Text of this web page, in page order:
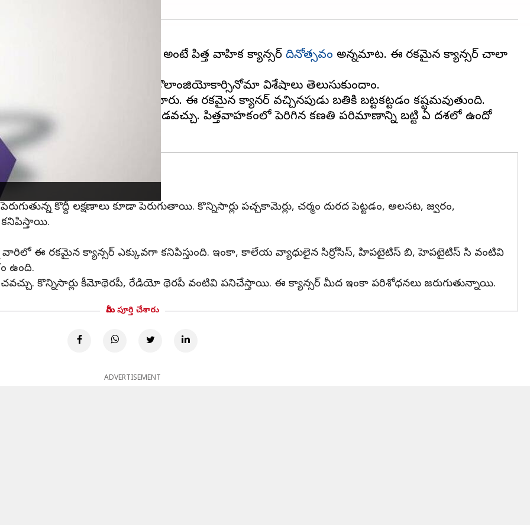
డే గా జరుపుకుంటారు. అంటే పిత్త వాహిక క్యాన్సర్ దినోత్సవం అన్నమాట. ఈ రకమైన క్యాన్సర్ చాలా
అవకాశం ఉంటుంది. ప్రస్తుతం కొలాంజియోకార్సినోమా విశేషాలు తెలుసుకుందాం.
నే పిత్త వాహిక క్యాన్సర్ అంటారు. ఈ రకమైన క్యానర్ వచ్చినపుడు బతికి బట్టకట్టడం కష్టమవుతుంది.
దీన్నుండి తొందరగా బయటపడవచ్చు. పిత్తవాహకంలో పెరిగిన కణతి పరిమాణాన్ని బట్టి ఏ దశలో ఉందో
కొద్దీ లక్షణాలు కూడా పెరుగుతాయి. కొన్నిసార్లు పచ్చకామెర్లు, చర్మం దురద పెట్టడం, అలసట, జ్వరం,
కనిపిస్తాయి.
ఈ రకమైన క్యాన్సర్ ఎక్కువగా కనిపిస్తుంది. ఇంకా, కాలేయ వ్యాధులైన సిర్రోసిస్, హిపటైటిస్ బి, హెపటైటిస్ సి వంటివి
ఉంది.
కొన్నిసార్లు కీమోథెరపీ, రేడియో థెరపీ వంటివి పనిచేస్తాయి. ఈ క్యాన్సర్ మీద ఇంకా పరిశోధనలు జరుగుతున్నాయి.
మీరు పూర్తి చేశారు
ADVERTISEMENT